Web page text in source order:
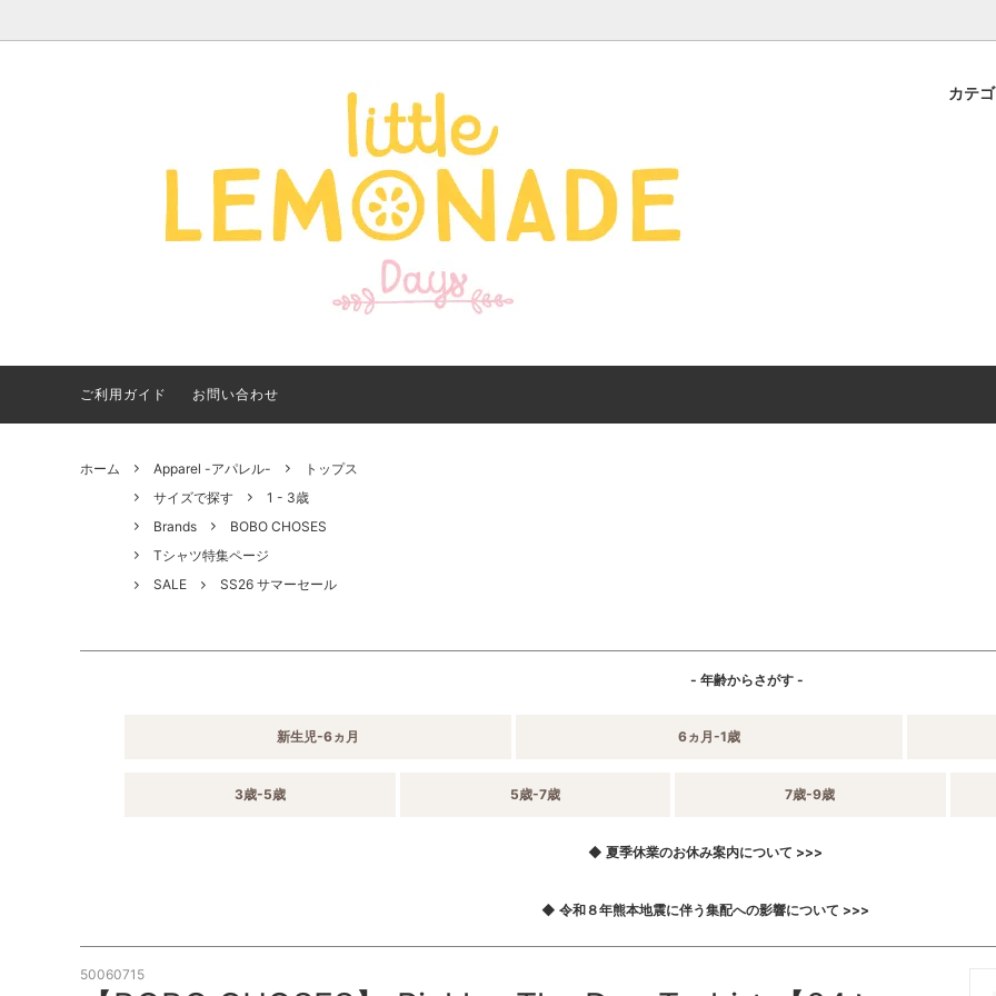
カテ
Apparel -アパレル- Goods - 雑貨 -
サイズで探す Brands
【夏アイテム特集】 2026
年最新！子ども用水着・浮
き輪 アイテム
【出産ギフト特集】 出産祝
いにおすすめのアイテムを
ご紹介
ご利用ガイド お問い合わせ
ホーム Apparel -アパレル-
トップス
サイズで探す
1 - 3歳
Brands
BOBO CHOSES
Tシャツ特集ページ
SALE
SS26 サマーセール
- 年齢からさがす -
新生児-6ヵ月 6ヵ月-1歳
3歳-5歳 5歳-7歳 7歳-9歳
◆ 夏季休業のお休み案内について >>>
◆ 令和８年熊本地震に伴う集配への影響について >>>
50060715